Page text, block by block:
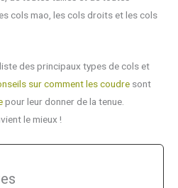
cols mao, les cols droits et les cols
des principaux types de cols et
sur comment les coudre sont
pour leur donner de la tenue.
le mieux !